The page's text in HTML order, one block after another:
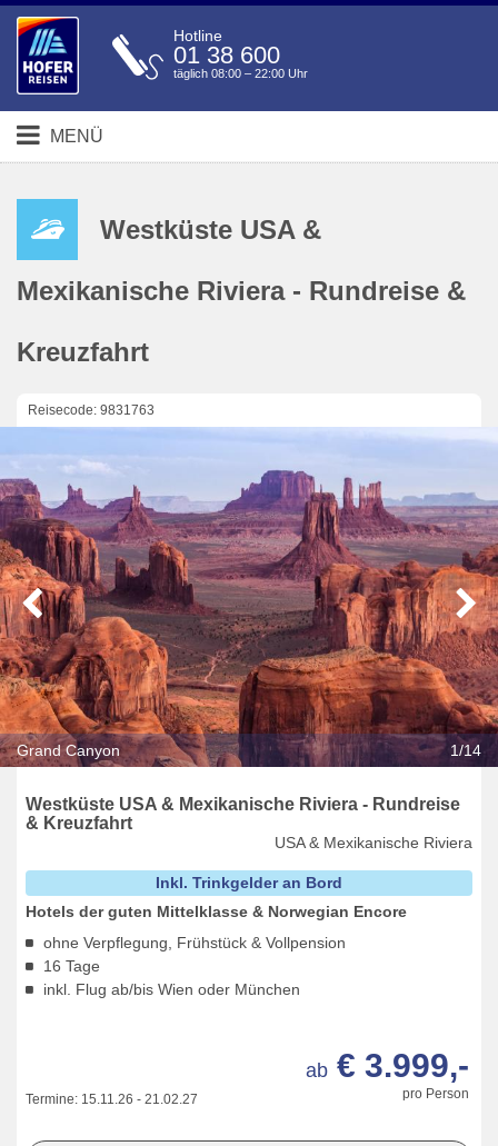
Hotline
01 38 600
täglich 08:00 – 22:00 Uhr
MENÜ
Westküste USA &
Mexikanische Riviera - Rundreise &
Kreuzfahrt
Reisecode: 9831763
Grand Canyon 1/14
Westküste USA & Mexikanische Riviera - Rundreise
& Kreuzfahrt
USA & Mexikanische Riviera
Inkl. Trinkgelder an Bord
Hotels der guten Mittelklasse & Norwegian Encore
ohne Verpflegung, Frühstück & Vollpension
16 Tage
inkl. Flug ab/bis Wien oder München
Termine: 15.11.26 - 21.02.27 pro Person
ab € 3.999,-